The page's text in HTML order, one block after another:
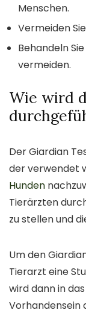
Menschen.
Vermeiden
Behandeln
vermeiden.
Wie wird
Der Giardian
der verwendet
Hunden
Tierärzten
zu stellen und
Um den
Tierarzt eine
wird dann in
Vorhandensein